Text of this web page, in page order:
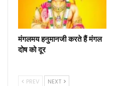
मंगलमय हनुमानजी करते हैं मंगल
दोष को दूर
PREV NEXT